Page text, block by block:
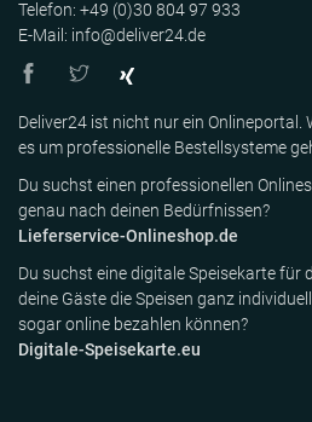
Telefon: +49 (0)30 804 97 933
E-Mail: info@deliver24.de
Deliver24 ist nicht nur ein Onlineportal.
es um professionelle Bestellsysteme
Du suchst einen professionellen
genau nach deinen Bedürfnissen?
Lieferservice-Onlineshop.de
Du suchst eine digitale Speisekarte für
deine Gäste die Speisen ganz
sogar online bezahlen können?
Digitale-Speisekarte.eu